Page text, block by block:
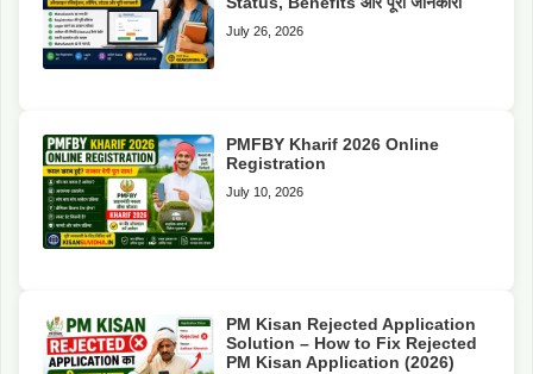
July 26, 2026
PMFBY Kharif 2026 Online
Registration
July 10, 2026
PM Kisan Rejected Application
Solution – How to Fix Rejected
PM Kisan Application (2026)